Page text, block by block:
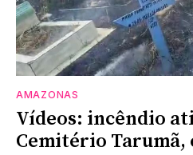
AMAZONAS
Vídeos: incêndio
Cemitério Tarumã,